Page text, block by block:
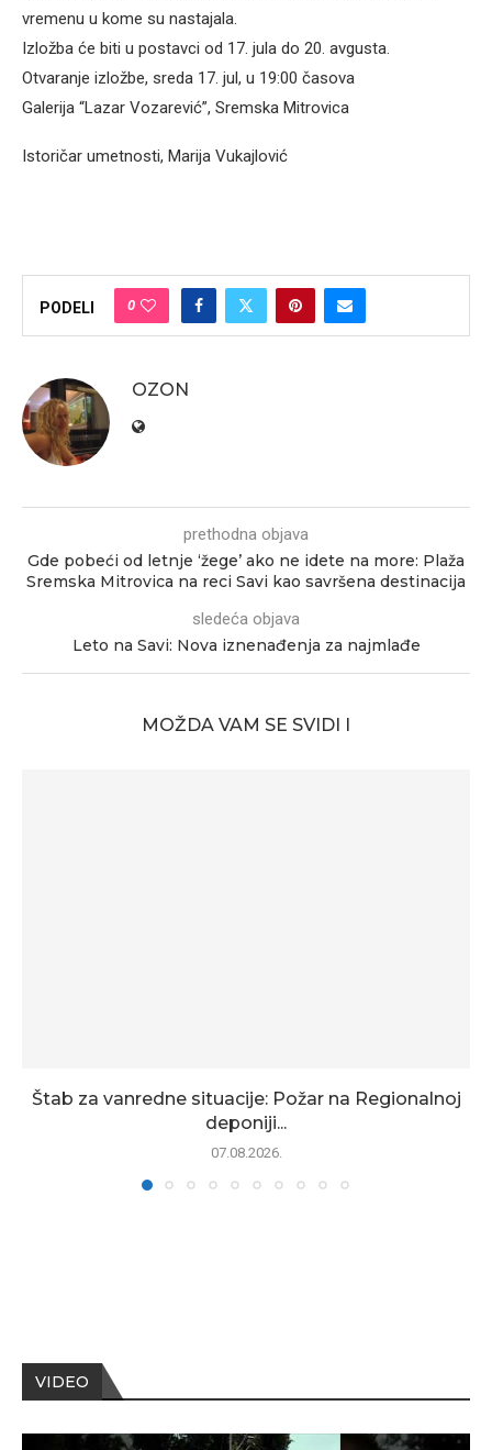
vremenu u kome su nastajala.
Izložba će biti u postavci od 17. jula do 20. avgusta.
Otvaranje izložbe, sreda 17. jul, u 19:00 časova
Galerija “Lazar Vozarević”, Sremska Mitrovica
Istoričar umetnosti, Marija Vukajlović
PODELI 0
OZON
prethodna objava
Gde pobeći od letnje ‘žege’ ako ne idete na more: Plaža
Sremska Mitrovica na reci Savi kao savršena destinacija
sledeća objava
Leto na Savi: Nova iznenađenja za najmlađe
MOŽDA VAM SE SVIDI I
Štab za vanredne situacije: Požar na Regionalnoj
deponiji...
07.08.2026.
VIDEO